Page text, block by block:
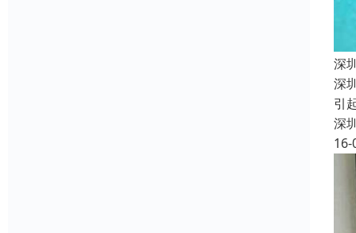
深
深
引
深
16-